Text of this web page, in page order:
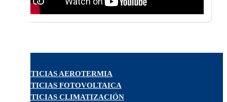
NOTICIAS AEROTERMIA
NOTICIAS FOTOVOLTAICA
NOTICIAS CLIMATIZACIÓN